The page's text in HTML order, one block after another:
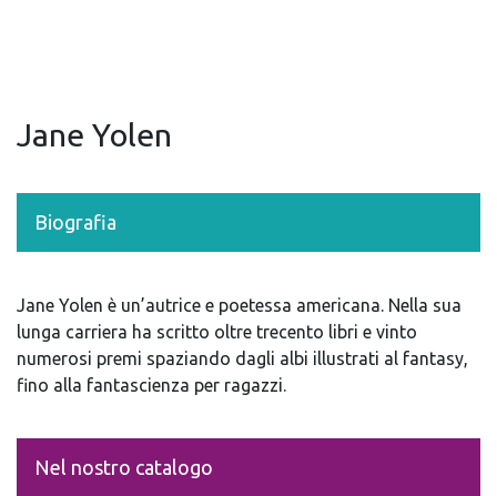
Jane Yolen
Biografia
Jane Yolen è un’autrice e poetessa americana. Nella sua
lunga carriera ha scritto oltre trecento libri e vinto
numerosi premi spaziando dagli albi illustrati al fantasy,
fino alla fantascienza per ragazzi.
Nel nostro catalogo